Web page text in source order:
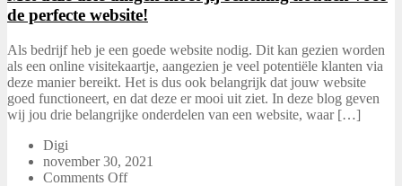
de perfecte website!
Als bedrijf heb je een goede website nodig. Dit kan gezien worden
als een online visitekaartje, aangezien je veel potentiële klanten via
deze manier bereikt. Het is dus ook belangrijk dat jouw website
goed functioneert, en dat deze er mooi uit ziet. In deze blog geven
wij jou drie belangrijke onderdelen van een website, waar […]
Digi
november 30, 2021
Comments Off